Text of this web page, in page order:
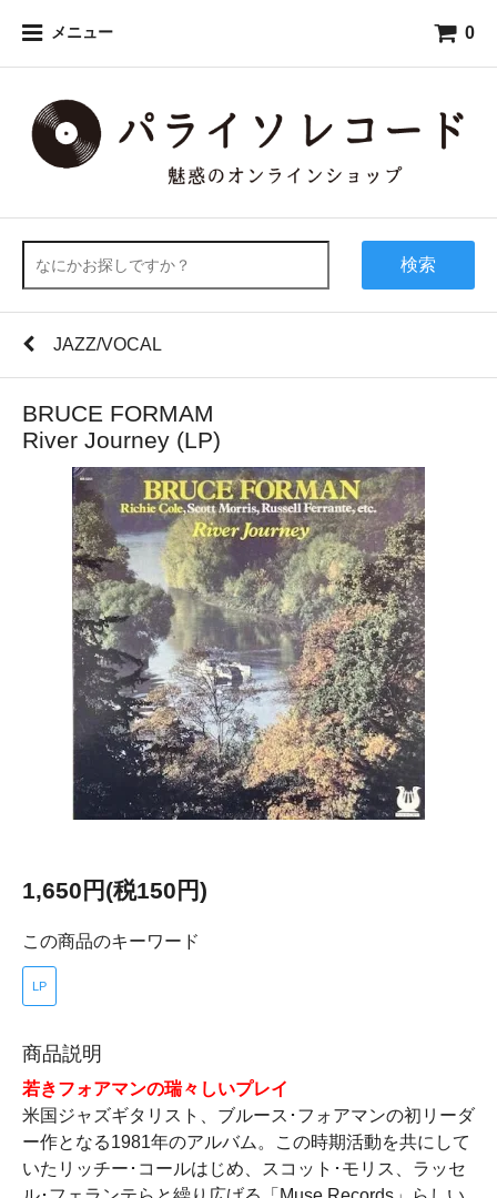
メニュー 0
検索
JAZZ/VOCAL
BRUCE FORMAM
River Journey (LP)
1,650円(税150円)
この商品のキーワード
LP
商品説明
若きフォアマンの瑞々しいプレイ
米国ジャズギタリスト、ブルース･フォアマンの初リーダ
ー作となる1981年のアルバム。この時期活動を共にして
いたリッチー･コールはじめ、スコット･モリス、ラッセ